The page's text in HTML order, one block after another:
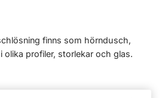
finns som hörndusch,
profiler, storlekar och glas.